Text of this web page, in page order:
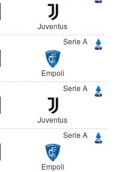
Juventus
Serie A
Empoli
Serie A
Juventus
Serie A
Empoli